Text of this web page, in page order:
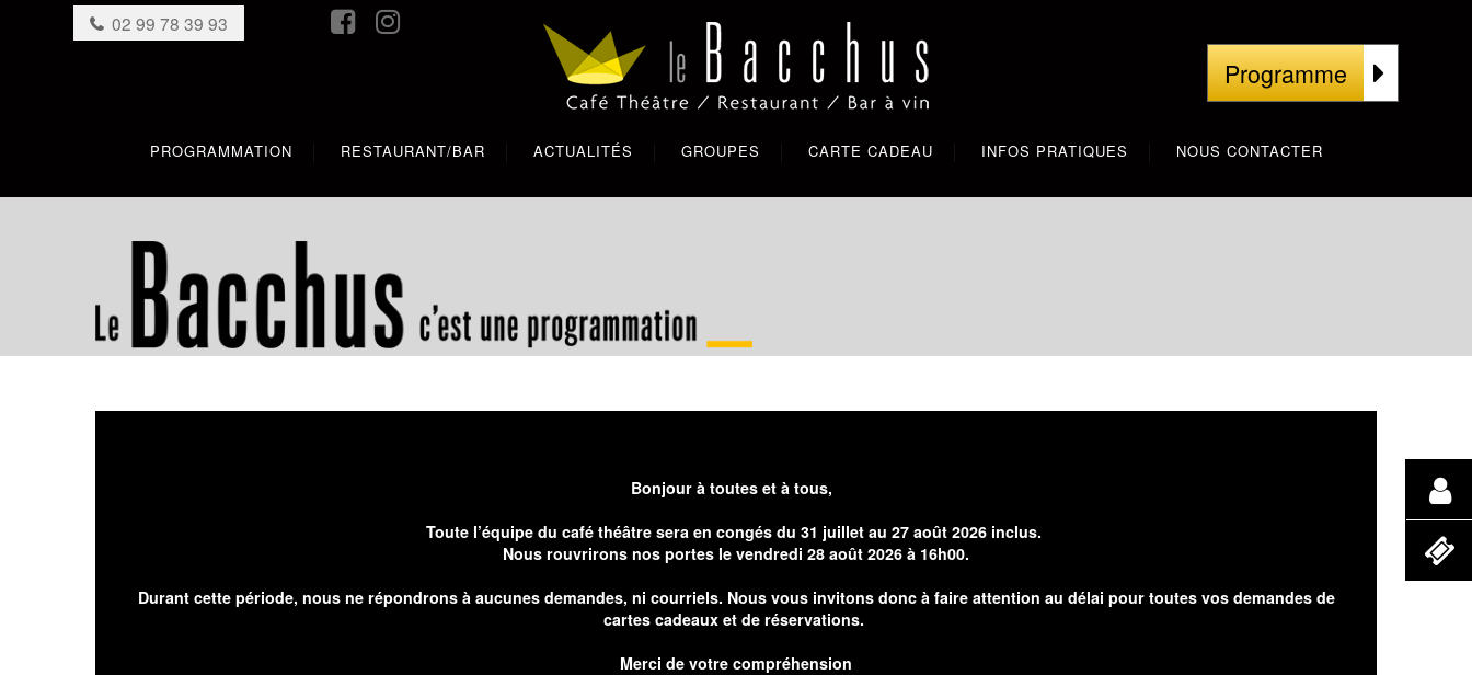
PROGRAMMATION RESTAURANT/BAR ACTUALITÉS GROUPES CARTE CADEAU INFOS PRATIQUES NOUS CONTACTER
02 99 78 39 93
Programme
Bonjour à toutes et à tous,
Toute l’équipe du café théâtre sera en congés du 31 juillet au 27 août 2026 inclus.
Nous rouvrirons nos portes le vendredi 28 août 2026 à 16h00.
Durant cette période, nous ne répondrons à aucunes demandes, ni courriels. Nous vous invitons donc à faire attention au délai pour toutes vos demandes de
cartes cadeaux et de réservations.
Merci de votre compréhension